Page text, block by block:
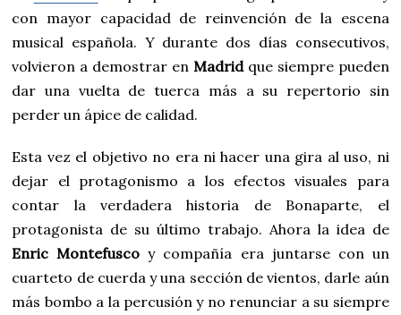
con mayor capacidad de reinvención de la escena
musical española. Y durante dos días consecutivos,
volvieron a demostrar en Madridque siempre pueden
dar una vuelta de tuerca más a su repertorio sin
perder un ápice de calidad.
Esta vez el objetivo no era ni hacer una gira al uso, ni
dejar el protagonismo a los efectos visuales para
contar la verdadera historia de Bonaparte, el
protagonista de su último trabajo. Ahora la idea de
Enric Montefusco y compañía era juntarse con un
cuarteto de cuerda y una sección de vientos, darle aún
más bombo a la percusión y no renunciar a su siempre